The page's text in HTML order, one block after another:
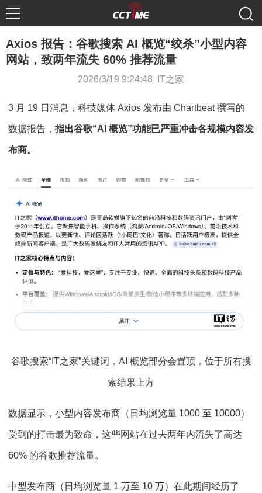
Axios 报告：谷歌搜索 AI 概览“绞杀”小型内容
网站，致两年流失 60% 推荐流量
2026/3/19 9:24:48 IT之家
3 月 19 日消息，科技媒体 Axios 发布由 Chartbeat 撰写的
数据报告， 指出谷歌“AI 概览”功能已严重冲击各规模内容发
布商。
谷歌搜索“IT之家”关键词，AI 概览部分会置顶，位于所有搜
索结果上方
数据显示，小型内容发布商（日均浏览量 1000 至 10000）
受到的打击最为致命，这些网站在过去两年内流失了高达
60% 的谷歌推荐流量。
中型发布商（日均浏览量 1 万至 10 万）在此期间经历了